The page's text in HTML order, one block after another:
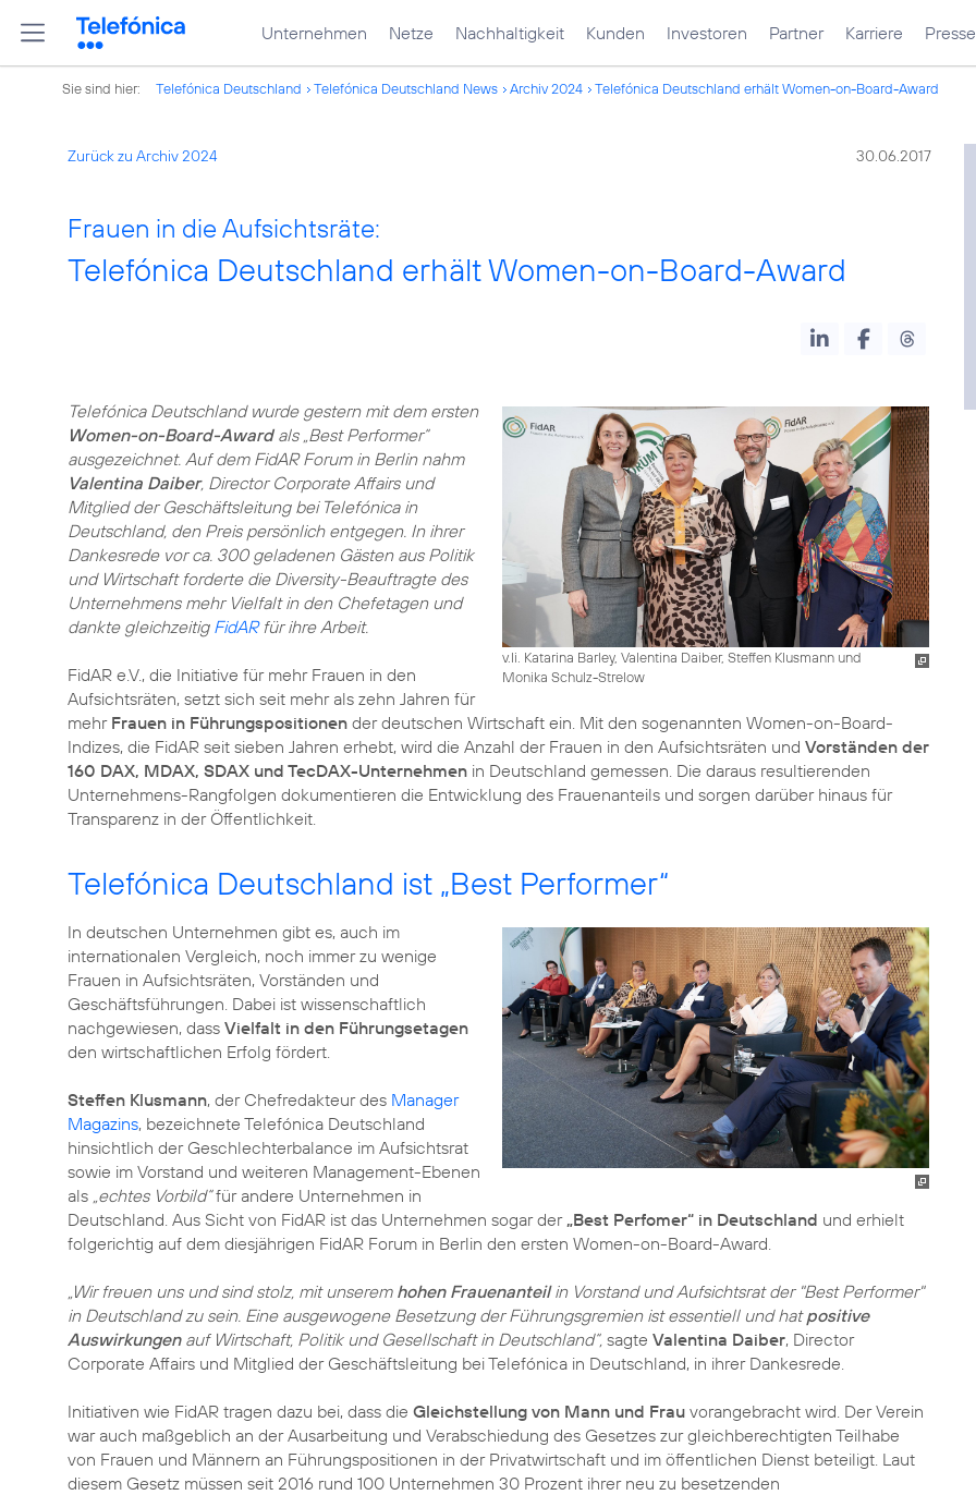
Unternehmen Netze Nachhaltigkeit Kunden Investoren Partner Karriere Presse
Sie sind hier: Telefónica Deutschland Telefónica Deutschland News Archiv 2024 Telefónica Deutschland erhält Women-on-Board-Award
Zurück zu Archiv 2024 30.06.2017
Frauen in die Aufsichtsräte:
Telefónica Deutschland erhält Women-on-Board-Award
v.li. Katarina Barley, Valentina Daiber, Steffen Klusmann und
Monika Schulz-Strelow
Telefónica Deutschland wurde gestern mit dem ersten
Women-on-Board-Awardals „Best Performer“
ausgezeichnet. Auf dem FidAR Forum in Berlin nahm
Valentina Daiber, Director Corporate Affairs und
Mitglied der Geschäftsleitung bei Telefónica in
Deutschland, den Preis persönlich entgegen. In ihrer
Dankesrede vor ca. 300 geladenen Gästen aus Politik
und Wirtschaft forderte die Diversity-Beauftragte des
Unternehmens mehr Vielfalt in den Chefetagen und
dankte gleichzeitig FidARfür ihre Arbeit.
FidAR e.V., die Initiative für mehr Frauen in den
Aufsichtsräten, setzt sich seit mehr als zehn Jahren für
mehr Frauen in Führungspositionen der deutschen Wirtschaft ein. Mit den sogenannten Women-on-Board-
Indizes, die FidAR seit sieben Jahren erhebt, wird die Anzahl der Frauen in den Aufsichtsräten und Vorständen der
160 DAX, MDAX, SDAX und TecDAX-Unternehmen in Deutschland gemessen. Die daraus resultierenden
Unternehmens-Rangfolgen dokumentieren die Entwicklung des Frauenanteils und sorgen darüber hinaus für
Transparenz in der Öffentlichkeit.
Telefónica Deutschland ist „Best Performer“
In deutschen Unternehmen gibt es, auch im
internationalen Vergleich, noch immer zu wenige
Frauen in Aufsichtsräten, Vorständen und
Geschäftsführungen. Dabei ist wissenschaftlich
nachgewiesen, dass Vielfalt in den Führungsetagen
den wirtschaftlichen Erfolg fördert.
Steffen Klusmann, der Chefredakteur des Manager
Magazins, bezeichnete Telefónica Deutschland
hinsichtlich der Geschlechterbalance im Aufsichtsrat
sowie im Vorstand und weiteren Management-Ebenen
als „echtes Vorbild“für andere Unternehmen in
Deutschland. Aus Sicht von FidAR ist das Unternehmen sogar der„Best Perfomer“ in Deutschland und erhielt
folgerichtig auf dem diesjährigen FidAR Forum in Berlin den ersten Women-on-Board-Award.
„Wir freuen uns und sind stolz, mit unserem hohen Frauenanteilin Vorstand und Aufsichtsrat der "Best Performer"
in Deutschland zu sein. Eine ausgewogene Besetzung der Führungsgremien ist essentiell und hatpositive
Auswirkungenauf Wirtschaft, Politik und Gesellschaft in Deutschland“, sagte Valentina Daiber, Director
Corporate Affairs und Mitglied der Geschäftsleitung bei Telefónica in Deutschland, in ihrer Dankesrede.
Initiativen wie FidAR tragen dazu bei, dass die Gleichstellung von Mann und Frau vorangebracht wird. Der Verein
war auch maßgeblich an der Ausarbeitung und Verabschiedung des Gesetzes zur gleichberechtigten Teilhabe
von Frauen und Männern an Führungspositionen in der Privatwirtschaft und im öffentlichen Dienst beteiligt. Laut
diesem Gesetz müssen seit 2016 rund 100 Unternehmen 30 Prozent ihrer neu zu besetzenden